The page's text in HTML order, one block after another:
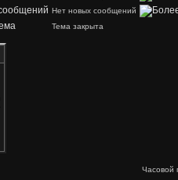
Нет новых сообщений
Тема закрыта
Часовой